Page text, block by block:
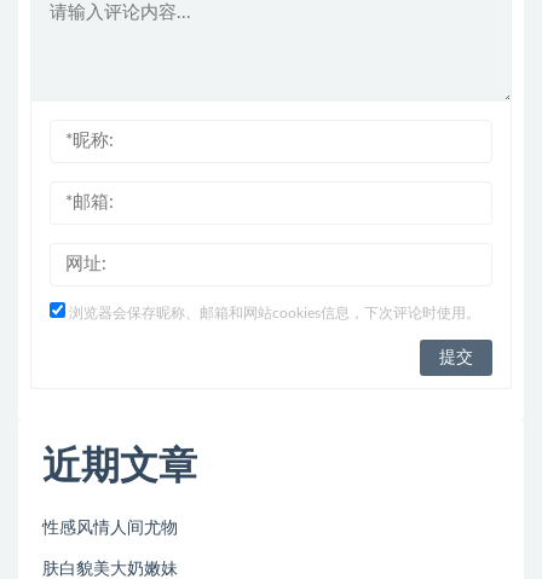
浏览器会保存昵称、邮箱和网站cookies信息，下次评论时使用。
近期文章
性感风情人间尤物
肤白貌美大奶嫩妹